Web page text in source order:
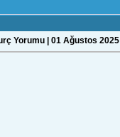
Yorumu | 01 Ağustos 2025